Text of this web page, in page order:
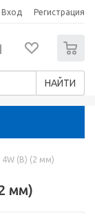
Вход Регистрация
НАЙТИ
(B) (2 мм)
мм)